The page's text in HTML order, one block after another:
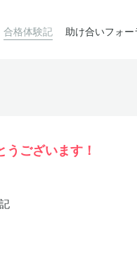
合格体験記 助け合いフォー
うございます！